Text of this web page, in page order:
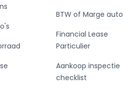
BTW of Marge auto
Financial Lease
Particulier
Aankoop inspectie
checklist